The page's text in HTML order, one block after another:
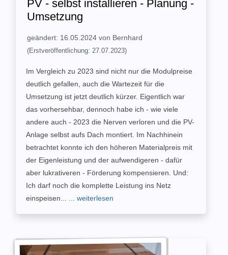
PV - selbst installieren - Planung -
Umsetzung
geändert: 16.05.2024 von Bernhard
(Erstveröffentlichung: 27.07.2023)
Im Vergleich zu 2023 sind nicht nur die Modulpreise
deutlich gefallen, auch die Wartezeit für die
Umsetzung ist jetzt deutlich kürzer. Eigentlich war
das vorhersehbar, dennoch habe ich - wie viele
andere auch - 2023 die Nerven verloren und die PV-
Anlage selbst aufs Dach montiert. Im Nachhinein
betrachtet konnte ich den höheren Materialpreis mit
der Eigenleistung und der aufwendigeren - dafür
aber lukrativeren - Förderung kompensieren. Und:
Ich darf noch die komplette Leistung ins Netz
einspeisen...
... weiterlesen